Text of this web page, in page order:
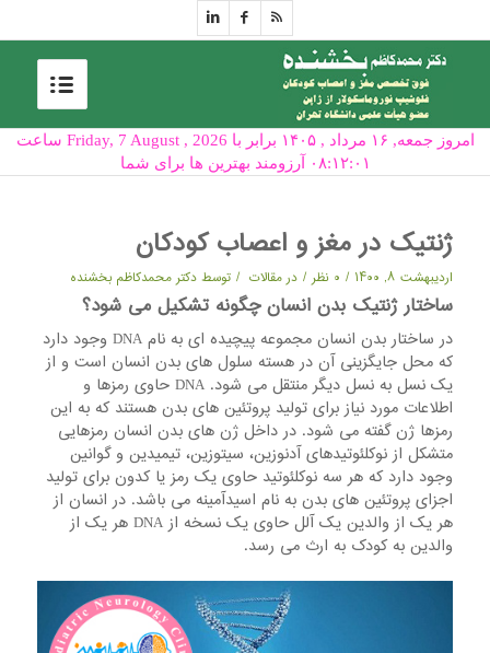
امروز جمعه, ۱۶ مرداد , ۱۴۰۵ برابر با Friday, 7 August , 2026 ساعت
۰۸:۱۲:۰۱ آرزومند بهترین ها برای شما
ژنتیک در مغز و اعصاب کودکان
اردیبهشت ۸, ۱۴۰۰ / ۰ نظر / درمقالات / توسط دکتر محمدکاظم بخشنده
ساختار ژنتیک بدن انسان چگونه تشکیل می شود؟
در ساختار بدن انسان مجموعه پیچیده ای به نام DNA وجود دارد
که محل جایگزینی آن در هسته سلول های بدن انسان است و از
یک نسل به نسل دیگر منتقل می شود. DNA حاوی رمزها و
اطلاعات مورد نیاز برای تولید پروتئین های بدن هستند که به این
رمزها ژن گفته می شود. در داخل ژن های بدن انسان رمزهایی
متشکل از نوکلئوتیدهای آدنوزین، سیتوزین، تیمیدین و گوانین
وجود دارد که هر سه نوکلئوتید حاوی یک رمز یا کدون برای تولید
اجزای پروتئین های بدن به نام اسیدآمینه می باشد. در انسان از
هر یک از والدین یک آلل حاوی یک نسخه از DNA هر یک از
والدین به کودک به ارث می رسد.